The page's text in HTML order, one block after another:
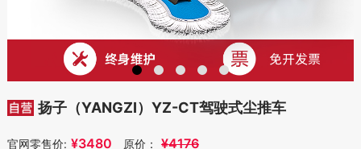
扬子（YANGZI）YZ-CT驾驶式尘推车
官网零售价: ¥3480 原价： ¥4176